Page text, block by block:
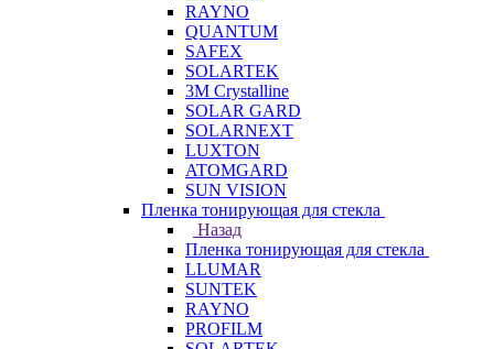
RAYNO
QUANTUM
SAFEX
SOLARTEK
3M Crystalline
SOLAR GARD
SOLARNEXT
LUXTON
ATOMGARD
SUN VISION
Пленка тонирующая для стекла
Назад
Пленка тонирующая для стекла
LLUMAR
SUNTEK
RAYNO
PROFILM